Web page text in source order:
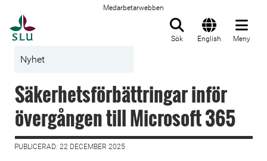
Medarbetarwebben
Sök English Meny
Nyhet
Säkerhetsförbättringar inför
övergången till Microsoft 365
PUBLICERAD: 22 DECEMBER 2025